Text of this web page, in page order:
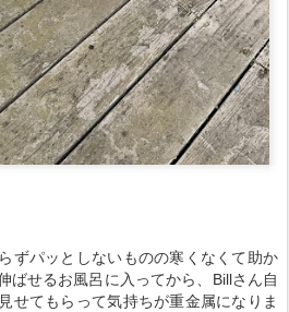
ずパッとしないものの寒くなくて助か
ばせるお風呂に入ってから、Billさん自
せてもらって気持ちが重金属になりま